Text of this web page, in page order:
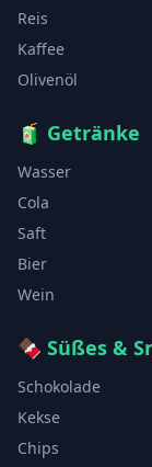
Reis
Kaffee
Olivenöl
🧃 Getränke
Wasser
Cola
Saft
Bier
Wein
🍫 Süßes &
Schokolade
Kekse
Chips